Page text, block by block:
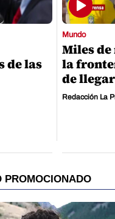
de las
Mundo
Miles
la
de
Redacción La